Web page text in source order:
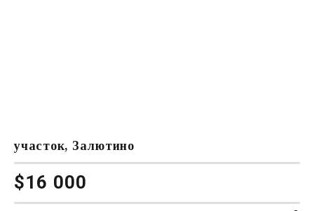
участок, Залютино
$16 000